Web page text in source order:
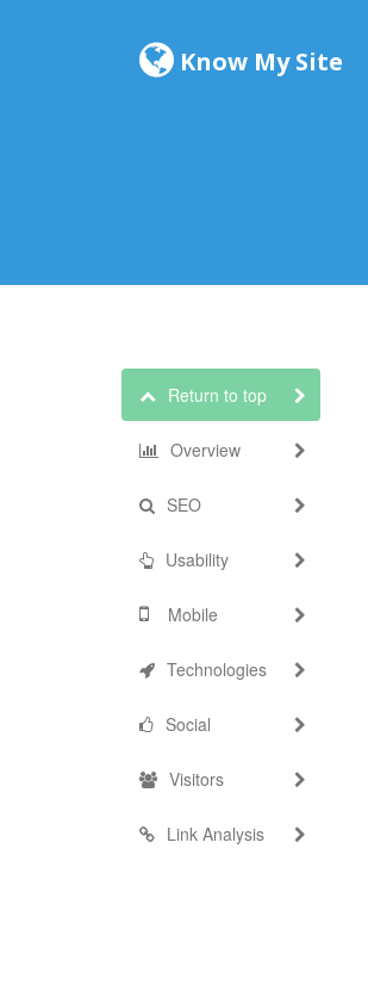
Know My Site
Return to top
Overview
SEO
Usability
Mobile
Technologies
Social
Visitors
Link Analysis